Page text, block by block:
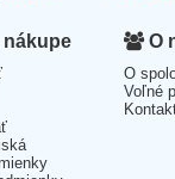
O
O
Voľné